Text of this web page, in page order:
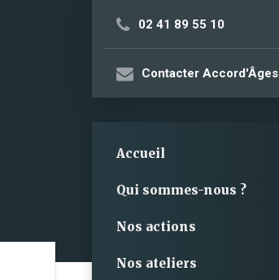
02 41 89 55 10
Contacter Accord'Âges
Accueil
Qui sommes-nous ?
Nos actions
Nos ateliers